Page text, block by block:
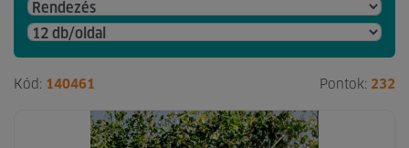
Kód: 140461 Pontok: 232